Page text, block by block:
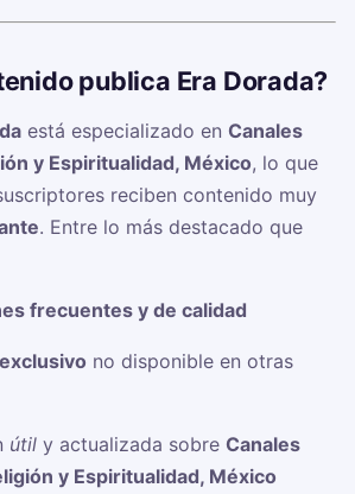
publica Era Dorada?
está especializado en Canales
y Espiritualidad, México, lo que
reciben contenido muy
. Entre lo más destacado que
frecuentes y de calidad
no disponible en otras
útily actualizada sobre Canales
y Espiritualidad, México